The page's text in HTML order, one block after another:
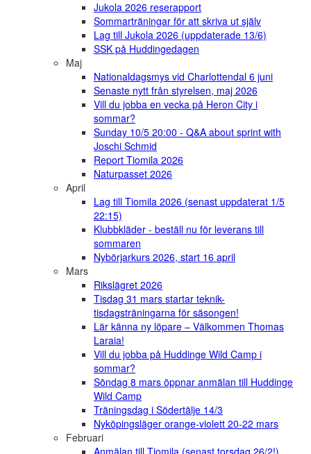
Jukola 2026 reserapport
Sommarträningar för att skriva ut själv
Lag till Jukola 2026 (uppdaterade 13/6)
SSK på Huddingedagen
Maj
Nationaldagsmys vid Charlottendal 6 juni
Senaste nytt från styrelsen, maj 2026
Vill du jobba en vecka på Heron City i
sommar?
Sunday 10/5 20:00 - Q&A about sprint with
Joschi Schmid
Report Tiomila 2026
Naturpasset 2026
April
Lag till Tiomila 2026 (senast uppdaterat 1/5
22:15)
Klubbkläder - beställ nu för leverans till
sommaren
Nybörjarkurs 2026, start 16 april
Mars
Rikslägret 2026
Tisdag 31 mars startar teknik-
tisdagsträningarna för säsongen!
Lär känna ny löpare – Välkommen Thomas
Laraia!
Vill du jobba på Huddinge Wild Camp i
sommar?
Söndag 8 mars öppnar anmälan till Huddinge
Wild Camp
Träningsdag i Södertälje 14/3
Nyköpingsläger orange-violett 20-22 mars
Februari